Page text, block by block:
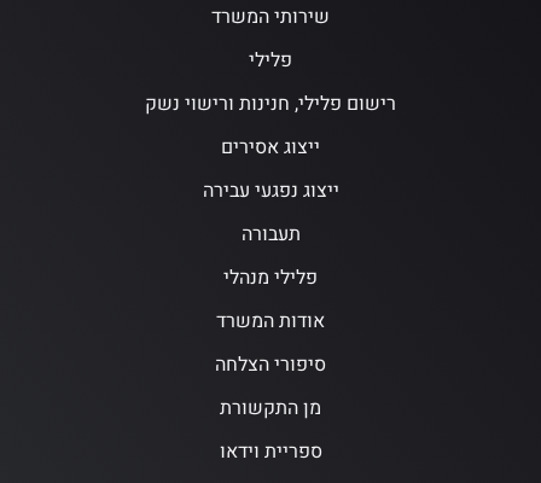
שירותי המשרד
פלילי
רישום פלילי, חנינות ורישוי נשק
ייצוג אסירים
ייצוג נפגעי עבירה
תעבורה
פלילי מנהלי
אודות המשרד
סיפורי הצלחה
מן התקשורת
ספריית וידאו